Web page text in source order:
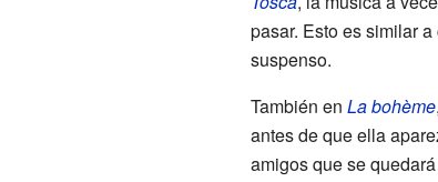
pasar. Esto es similar
suspenso.
También en La bohème
antes de que ella
amigos que se